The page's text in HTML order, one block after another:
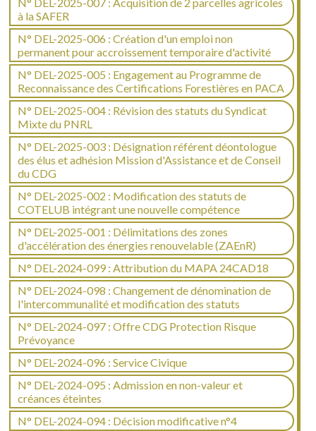
à la SAFER
N° DEL-2025-006 : Création d'un emploi non
permanent pour accroissement temporaire d'activité
N° DEL-2025-005 : Engagement au Programme de
Reconnaissance des Certifications Forestières en PACA
N° DEL-2025-004 : Révision des statuts du Syndicat
Mixte du PNRL
N° DEL-2025-003 : Désignation référent déontologue
des élus et adhésion Mission d'Assistance et de Conseil
du CDG
N° DEL-2025-002 : Modification des statuts de
COTELUB intégrant une nouvelle compétence
N° DEL-2025-001 : Délimitations des zones
d'accélération des énergies renouvelable (ZAEnR)
N° DEL-2024-099 : Attribution du MAPA 24CAD18
N° DEL-2024-098 : Changement de dénomination de
l'intercommunalité et modification des statuts
N° DEL-2024-097 : Offre CDG Protection Risque
Prévoyance
N° DEL-2024-096 : Service Civique
N° DEL-2024-095 : Admission en non-valeur et
créances éteintes
N° DEL-2024-094 : Décision modificative n°4